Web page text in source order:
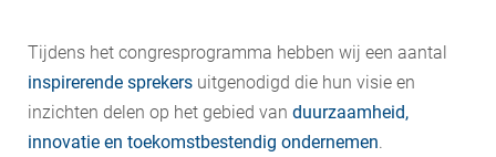
Tijdens het congresprogramma hebben wij een aantal
inspirerende sprekers uitgenodigd die hun visie en
inzichten delen op het gebied van duurzaamheid,
innovatie en toekomstbestendig ondernemen.